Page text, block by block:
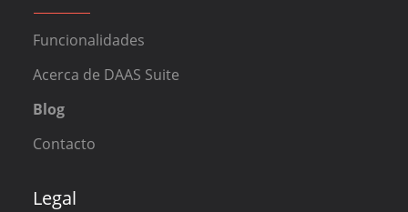
Funcionalidades
Acerca de DAAS Suite
Blog
Contacto
Legal